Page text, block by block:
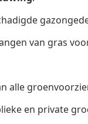
van gras
alle
en private